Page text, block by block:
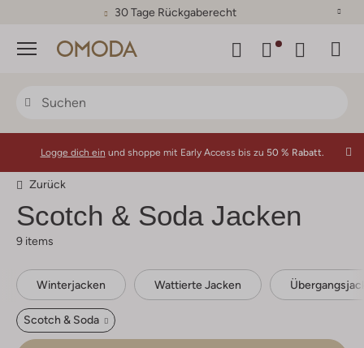
30 Tage Rückgaberecht
Menü
Logge dich ein und shoppe mit Early Access bis zu 50 % Rabatt.
Zurück
Scotch & SodaJacken
9 items
Winterjacken Wattierte Jacken
Scotch & Soda